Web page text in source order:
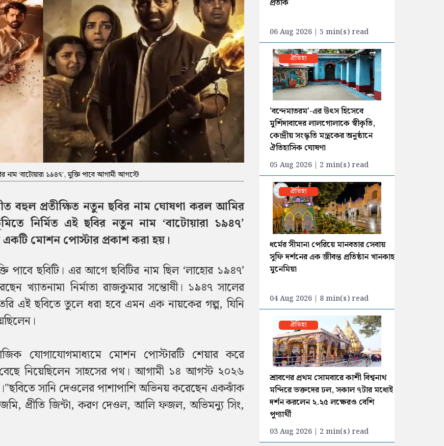
নাম ‘বাটোয়ারা ১৯৪৭’, মুক্তি পাবে আগামী আগস্টে
বহুল প্রতীক্ষিত নতুন ছবির নাম ঘোষণা করল আমির
নির্মিত এই ছবির নতুন নাম ‘বাটোয়ারা ১৯৪৭’
মোশন পোস্টার প্রকাশ করা হয়।
পাবে ছবিটি। এর আগে ছবিটির নাম ছিল ‘লাহোর ১৯৪৭’
খ্যাতনামা নির্মাতা রাজকুমার সন্তোষী। ১৯৪৭ সালের
এই ছবিতে তুলে ধরা হবে এমন এক নায়কের গল্প, যিনি
যোগাযোগমাধ্যমে মোশন পোস্টারটি শেয়ার করে
নিয়েছিলেন সাহসের পথ। আগামী ১৪ আগস্ট ২০২৬
সানি দেওলের পাশাপাশি অভিনয় করেছেন একঝাঁক
প্রীতি জিন্টা, করণ দেওল, আলি ফজল, অভিমন্যু সিং,
প্রতীক
06 Aug 2026 | 5 min(s) read
ঐতিহ্য
'বন্দেমাতরম'-এর উৎস হিসেবে
মুর্শিদাবাদের লালগোলাকে স্বীকৃতি,
কেন্দ্রীয় সংস্কৃতি মন্ত্রকের অনুষ্ঠানে
ঐতিহাসিক ঘোষণা
05 Aug 2026 | 2 min(s) read
ঐতিহ্য
ধর্মের সীমানা পেরিয়ে মানবতার সেবায়
সুফি দর্শনের এক জীবন্ত প্রতিষ্ঠান খানকাহ
মুনেমিয়া
04 Aug 2026 | 8 min(s) read
ঐতিহ্য
শ্রাবণের প্রথম সোমবারে কাশী বিশ্বনাথ
মন্দিরে ভক্তদের ঢল, সকাল ৭টার মধ্যেই
দর্শন করলেন ২.২৫ লক্ষেরও বেশি
পুণ্যার্থী
03 Aug 2026 | 2 min(s) read